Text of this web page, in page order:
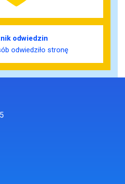
odwiedzin
odwiedziło stronę